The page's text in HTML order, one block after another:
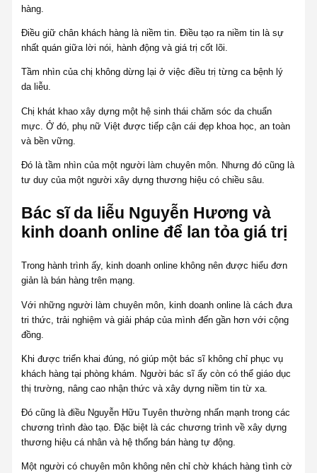
hàng.
Điều giữ chân khách hàng là niềm tin. Điều tạo ra niềm tin là sự
nhất quán giữa lời nói, hành động và giá trị cốt lõi.
Tầm nhìn của chị không dừng lại ở việc điều trị từng ca bệnh lý
da liễu.
Chị khát khao xây dựng một hệ sinh thái chăm sóc da chuẩn
mực. Ở đó, phụ nữ Việt được tiếp cận cái đẹp khoa học, an toàn
và bền vững.
Đó là tầm nhìn của một người làm chuyên môn. Nhưng đó cũng là
tư duy của một người xây dựng thương hiệu có chiều sâu.
Bác sĩ da liễu Nguyễn Hương và
kinh doanh online để lan tỏa giá trị
Trong hành trình ấy, kinh doanh online không nên được hiểu đơn
giản là bán hàng trên mạng.
Với những người làm chuyên môn, kinh doanh online là cách đưa
tri thức, trải nghiệm và giải pháp của mình đến gần hơn với cộng
đồng.
Khi được triển khai đúng, nó giúp một bác sĩ không chỉ phục vụ
khách hàng tại phòng khám. Người bác sĩ ấy còn có thể giáo dục
thị trường, nâng cao nhận thức và xây dựng niềm tin từ xa.
Đó cũng là điều Nguyễn Hữu Tuyên thường nhấn mạnh trong các
chương trình đào tạo. Đặc biệt là các chương trình về xây dựng
thương hiệu cá nhân và hệ thống bán hàng tự động.
Một người có chuyên môn không nên chỉ chờ khách hàng tình cờ